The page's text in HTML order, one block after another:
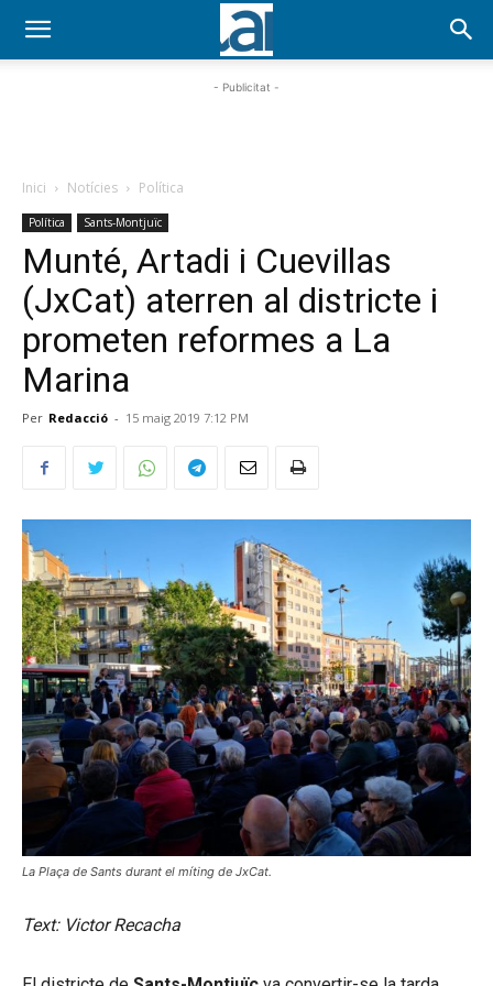
- Publicitat -
Inici Notícies Política
Política Sants-Montjuïc
Munté, Artadi i Cuevillas
(JxCat) aterren al districte i
prometen reformes a La
Marina
Per Redacció - 15 maig 2019 7:12 PM
La Plaça de Sants durant el míting de JxCat.
Text: Victor Recacha